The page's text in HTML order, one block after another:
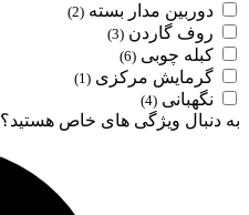
دوربین مدار بسته (2)
روف گاردن (3)
کبله چوبی (6)
گرمایش مرکزی (1)
نگهبانی (4)
به دنبال ویژگی های خاص هستید؟